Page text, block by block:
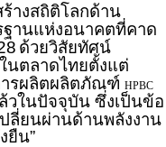
ร้างสถิติโลกด้าน
ฐานแห่งอนาคตที่คาด
ด้วยวิสัยทัศน์
ในตลาดไทยตั้งแต่
ารผลิตผลิตภัณฑ์ HPBC
วในปัจจุบัน ซึ่งเป็นข้อ
ลี่ยนผ่านด้านพลังงาน
ยืน”